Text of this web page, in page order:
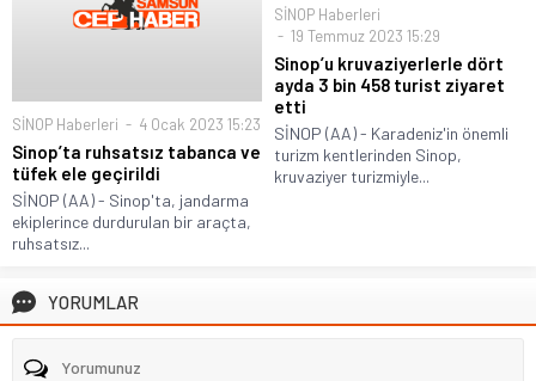
SİNOP Haberleri 4 Ocak 2023 15:23
Sinop’ta ruhsatsız tabanca ve
tüfek ele geçirildi
SİNOP (AA) - Sinop'ta, jandarma
ekiplerince durdurulan bir araçta,
ruhsatsız...
SİNOP Haberleri
19 Temmuz 2023 15:29
Sinop’u kruvaziyerlerle dört
ayda 3 bin 458 turist ziyaret
etti
SİNOP (AA) - Karadeniz'in önemli
turizm kentlerinden Sinop,
kruvaziyer turizmiyle...
YORUMLAR